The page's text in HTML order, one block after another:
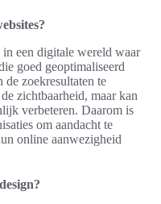
een digitale wereld waar
goed geoptimaliseerd
de zoekresultaten te
zichtbaarheid, maar kan
verbeteren. Daarom is
om aandacht te
online aanwezigheid